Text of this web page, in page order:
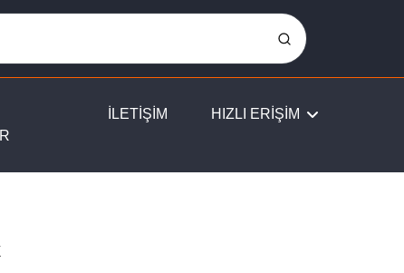
İLETİŞİM HIZLI ERİŞİM